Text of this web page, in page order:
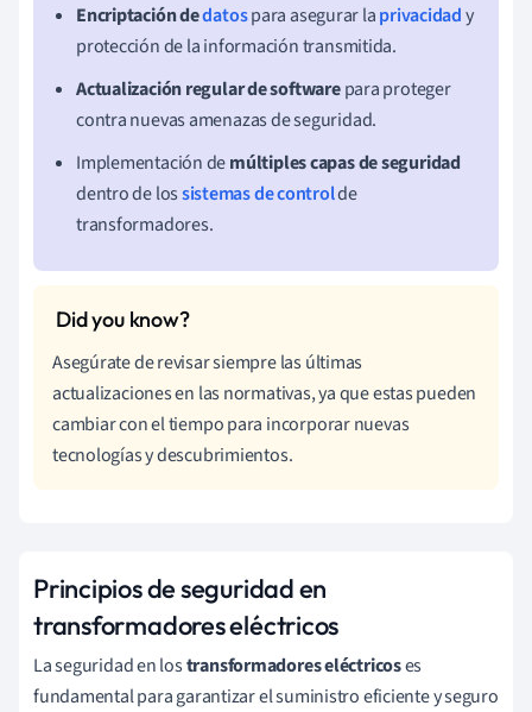
Encriptación dedatospara asegurar laprivacidady
protección de la información transmitida.
Actualización regular de softwarepara proteger
contra nuevas amenazas de seguridad.
Implementación demúltiples capas de seguridad
dentro de lossistemas de controlde
transformadores.
Asegúrate de revisar siempre las últimas
actualizaciones en las normativas, ya que estas pueden
cambiar con el tiempo para incorporar nuevas
tecnologías y descubrimientos.
Principios de seguridad en
transformadores eléctricos
La seguridad en lostransformadores eléctricoses
fundamental para garantizar el suministro eficiente y seguro